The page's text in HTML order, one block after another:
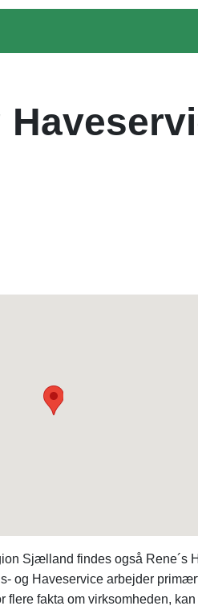
Sjælland findes også Rene´s
og Haveservice arbejder
fakta om virksomheden,